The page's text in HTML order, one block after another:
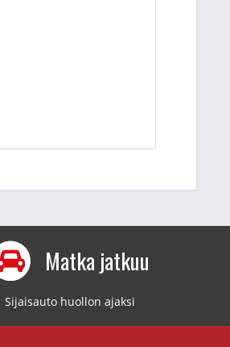
Matka jatkuu
Sijaisauto huollon ajaksi